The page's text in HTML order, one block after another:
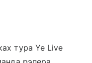
тура Ye Live